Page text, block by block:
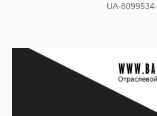
UA-